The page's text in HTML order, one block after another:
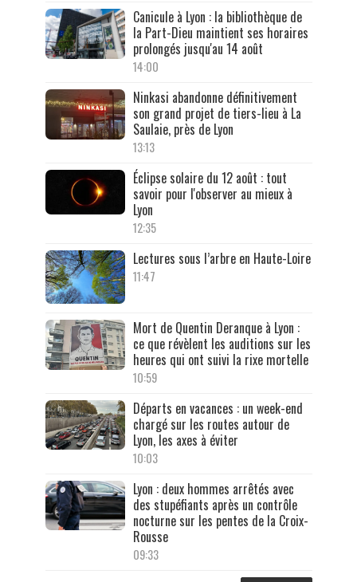
Canicule à Lyon : la bibliothèque de
la Part-Dieu maintient ses horaires
prolongés jusqu'au 14 août
14:00
Ninkasi abandonne définitivement
son grand projet de tiers-lieu à La
Saulaie, près de Lyon
13:13
Éclipse solaire du 12 août : tout
savoir pour l'observer au mieux à
Lyon
12:35
Lectures sous l’arbre en Haute-Loire
11:47
Mort de Quentin Deranque à Lyon :
ce que révèlent les auditions sur les
heures qui ont suivi la rixe mortelle
10:59
Départs en vacances : un week-end
chargé sur les routes autour de
Lyon, les axes à éviter
10:03
Lyon : deux hommes arrêtés avec
des stupéfiants après un contrôle
nocturne sur les pentes de la Croix-
Rousse
09:33